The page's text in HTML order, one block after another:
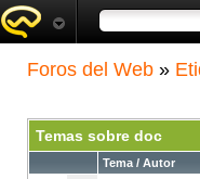
Foros del Web »
Temas sobre doc
Tema / Autor